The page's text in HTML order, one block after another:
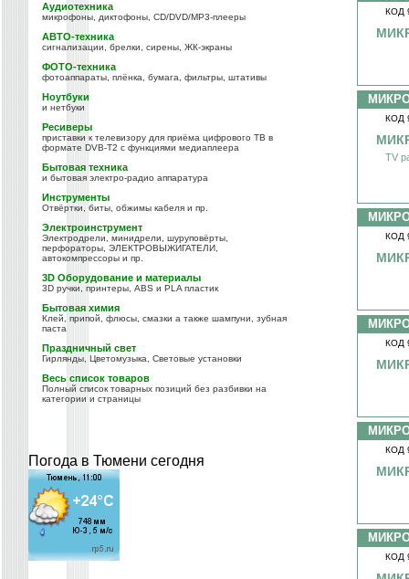
Аудиотехника
микрофоны, диктофоны, CD/DVD/MP3-плееры
АВТО-техника
сигнализации, брелки, сирены, ЖК-экраны
ФОТО-техника
фотоаппараты, плёнка, бумага, фильтры, штативы
Ноутбуки
и нетбуки
Ресиверы
приставки к телевизору для приёма цифрового ТВ в
формате DVB-T2 с функциями медиаплеера
Бытовая техника
и бытовая электро-радио аппаратура
Инструменты
Отвёртки, биты, обжимы кабеля и пр.
Электроинструмент
Электродрели, минидрели, шуруповёрты,
перфораторы, ЭЛЕКТРОВЫЖИГАТЕЛИ,
автокомпрессоры и пр.
3D Оборудование и материалы
3D ручки, принтеры, ABS и PLA пластик
Бытовая химия
Клей, припой, флюсы, смазки а также шампуни, зубная
паста
Праздничный свет
Гирлянды, Цветомузыка, Световые установки
Весь список товаров
Полный список товарных позиций без разбивки на
категории и страницы
Погода в Тюмени сегодня
КОД
КОД
TV
КОД
КОД
КОД
КОД